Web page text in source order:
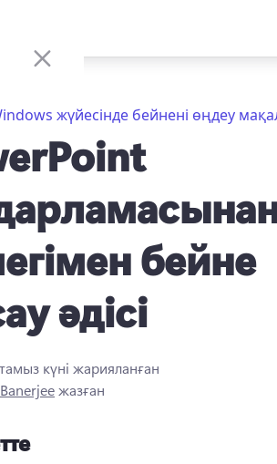
жүйесінде бейнені өңдеу
бейне
әдісі
күні жарияланған
жазған